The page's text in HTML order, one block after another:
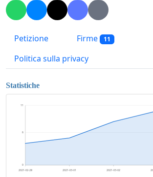
Petizione Firme 11
Politica sulla privacy
Statistiche
0
6
11
2021-02-28 2021-03-01 2021-03-02